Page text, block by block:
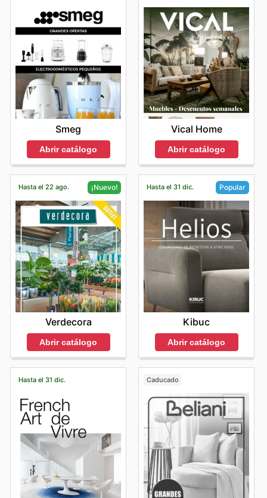
Smeg
Abrir catálogo
Vical Home
Abrir catálogo
Hasta el 22 ago. ¡Nuevo!
Verdecora
Abrir catálogo
Hasta el 31 dic. Popular
Kibuc
Abrir catálogo
Hasta el 31 dic. Caducado